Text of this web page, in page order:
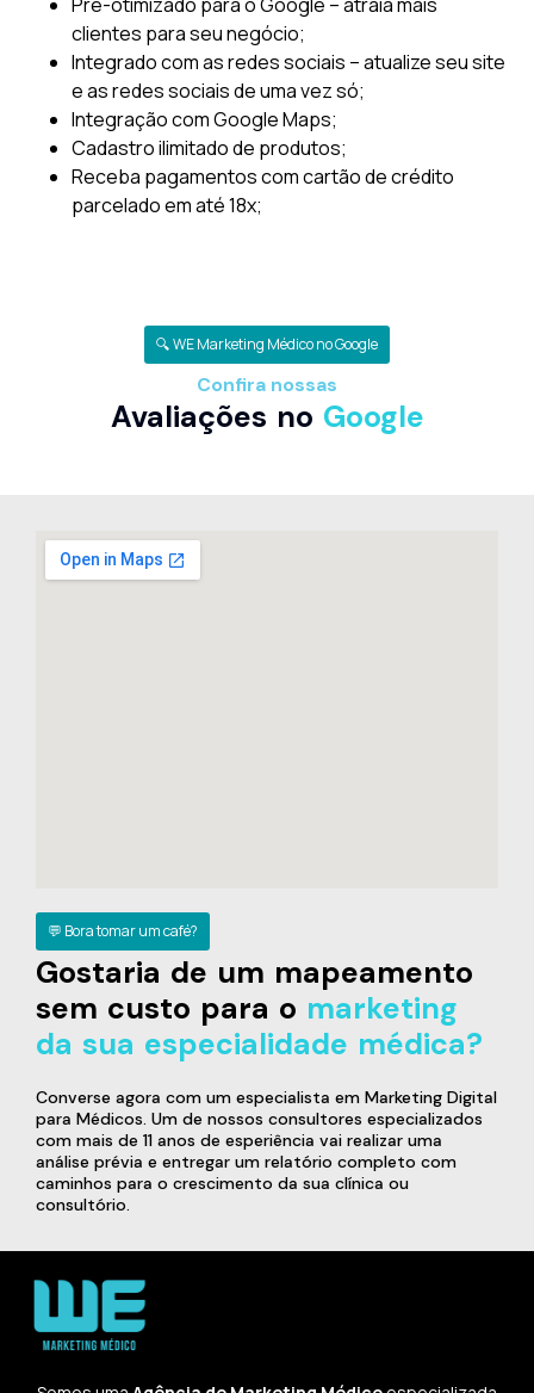
Pré-otimizado para o Google – atraia mais
clientes para seu negócio;
Integrado com as redes sociais – atualize seu site
e as redes sociais de uma vez só;
Integração com Google Maps;
Cadastro ilimitado de produtos;
Receba pagamentos com cartão de crédito
parcelado em até 18x;
🔍 WE Marketing Médico no Google
Confira nossas
Avaliações no Google
💬 Bora tomar um café?
Gostaria de um mapeamento
sem custo para o marketing
da sua especialidade médica?
Converse agora com um especialista em Marketing Digital
para Médicos. Um de nossos consultores especializados
com mais de 11 anos de esperiência vai realizar uma
análise prévia e entregar um relatório completo com
caminhos para o crescimento da sua clínica ou
consultório.